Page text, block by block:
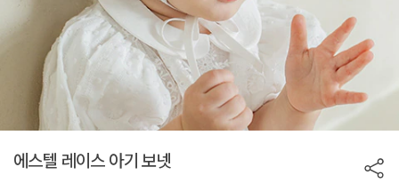
에스텔 레이스 아기 보넷